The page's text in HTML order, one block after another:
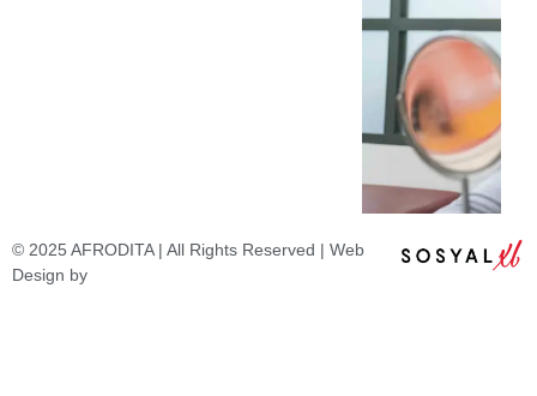
© 2025 AFRODITA | All Rights Reserved | Web
Design by